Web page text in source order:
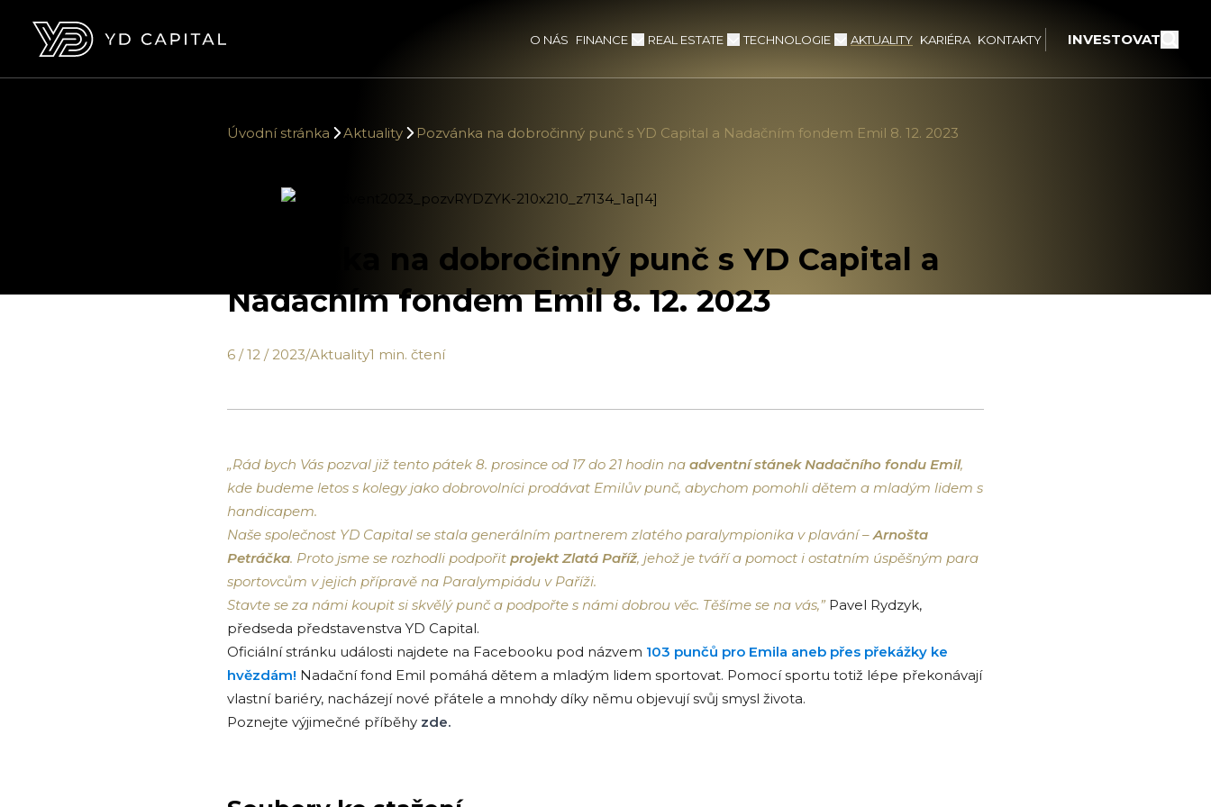
O NÁS FINANCE REAL ESTATE TECHNOLOGIE AKTUALITY KARIÉRA KONTAKTY INVESTOVAT
Úvodní stránka Aktuality Pozvánka na dobročinný punč s YD Capital a Nadačním fondem Emil 8. 12. 2023
Pozvánka na dobročinný punč s YD Capital a
Nadačním fondem Emil 8. 12. 2023
6 / 12 / 2023/Aktuality1 min. čtení
„Rád bych Vás pozval již tento pátek 8. prosince od 17 do 21 hodin na adventní stánek Nadačního fondu Emil,
kde budeme letos s kolegy jako dobrovolníci prodávat Emilův punč, abychom pomohli dětem a mladým lidem s
handicapem.
Naše společnost YD Capital se stala generálním partnerem zlatého paralympionika v plavání –Arnošta
Petráčka. Proto jsme se rozhodli podpořit projekt Zlatá Paříž, jehož je tváří a pomoct i ostatním úspěšným para
sportovcům v jejich přípravě na Paralympiádu v Paříži.
Stavte se za námi koupit si skvělý punč a podpořte s námi dobrou věc. Těšíme se na vás,” Pavel Rydzyk,
předseda představenstva YD Capital.
Oficiální stránku události najdete na Facebooku pod názvem 103 punčů pro Emila aneb přes překážky ke
hvězdám! Nadační fond Emil pomáhá dětem a mladým lidem sportovat. Pomocí sportu totiž lépe překonávají
vlastní bariéry, nacházejí nové přátele a mnohdy díky němu objevují svůj smysl života.
Poznejte výjimečné příběhy zde.